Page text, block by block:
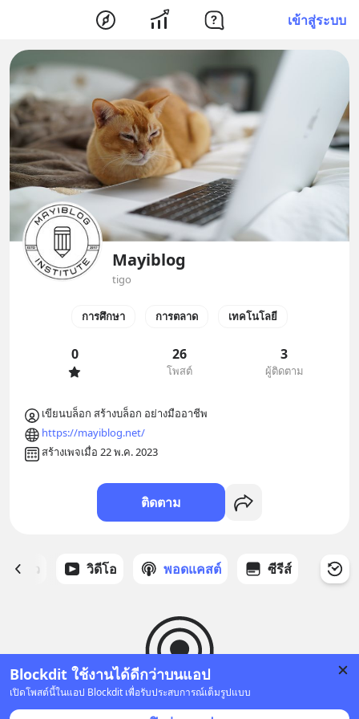
เข้าสู่ระบบ
Blockdit ใช้งานได้ดีกว่าบนแอป
เปิดโพสต์นี้ในแอป Blockdit เพื่อรับประสบการณ์เต็มรูปแบบ
Mayiblog
tigo
การศึกษา การตลาด เทคโนโลยี
0 26
โพสต์
3
ผู้ติดตาม
https://mayiblog.net/
สร้างเพจเมื่อ 22 พ.ค. 2023
ติดตาม
ด้ดาว วิดีโอ พอดแคสต์ ซีรีส์
ยังไม่มีพอดแคสต์